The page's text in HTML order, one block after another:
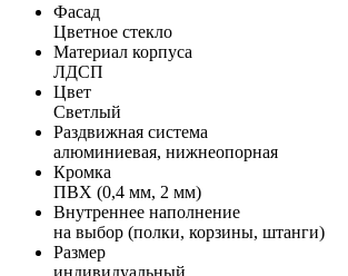
Фасад
Цветное стекло
Материал корпуса
ЛДСП
Цвет
Светлый
Раздвижная система
алюминиевая, нижнеопорная
Кромка
ПВХ (0,4 мм, 2 мм)
Внутреннее наполнение
на выбор (полки, корзины, штанги)
Размер
индивидуальный